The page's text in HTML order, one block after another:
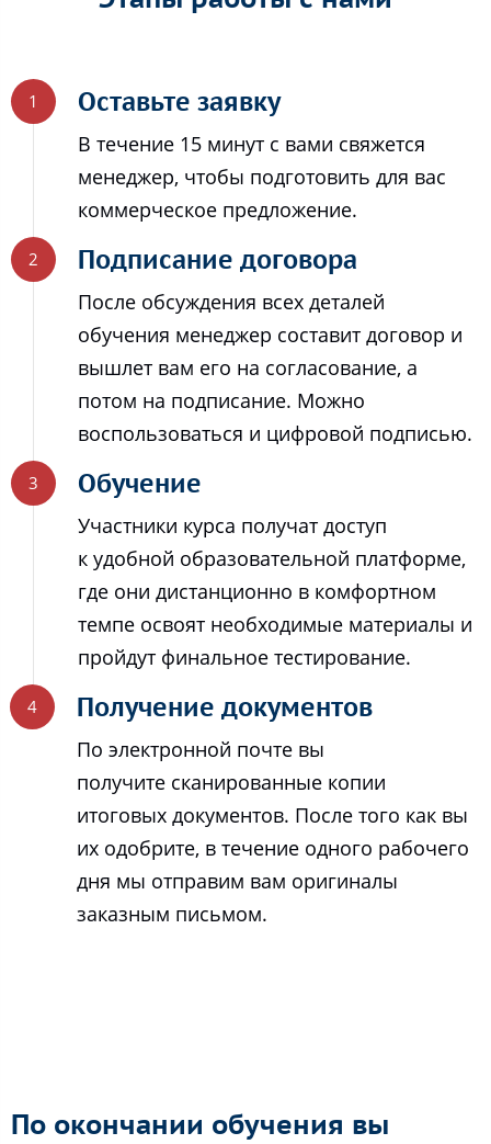
Оставьте заявку
В течение 15 минут с вами свяжется
менеджер, чтобы подготовить для вас
коммерческое предложение.
Подписание договора
После обсуждения всех деталей
обучения менеджер составит договор и
вышлет вам его на согласование, а
потом на подписание. Можно
воспользоваться и цифровой подписью.
Обучение
Участники курса получат доступ
к удобной образовательной платформе,
где они дистанционно в комфортном
темпе освоят необходимые материалы и
пройдут финальное тестирование.
Получение документов
По электронной почте вы
получите сканированные копии
итоговых документов. После того как вы
их одобрите, в течение одного рабочего
дня мы отправим вам оригиналы
заказным письмом.
По окончании обучения вы